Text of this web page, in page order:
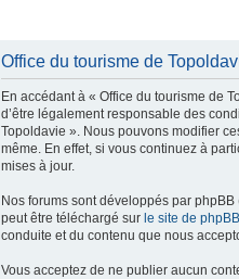
Office du tourisme de
En accédant à « Office du tourisme de
d’être légalement responsable des
Topoldavie ». Nous pouvons modifier
même. En effet, si vous continuez à
mises à jour.
Nos forums sont développés par
peut être téléchargé sur le site de phpBB
conduite et du contenu que nous
Vous acceptez de ne publier aucun